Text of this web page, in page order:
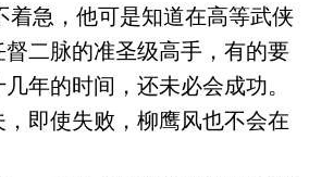
急，他可是知道在高等武侠
二脉的准圣级高手，有的要
年的时间，还未必会成功。
即使失败，柳鹰风也不会在